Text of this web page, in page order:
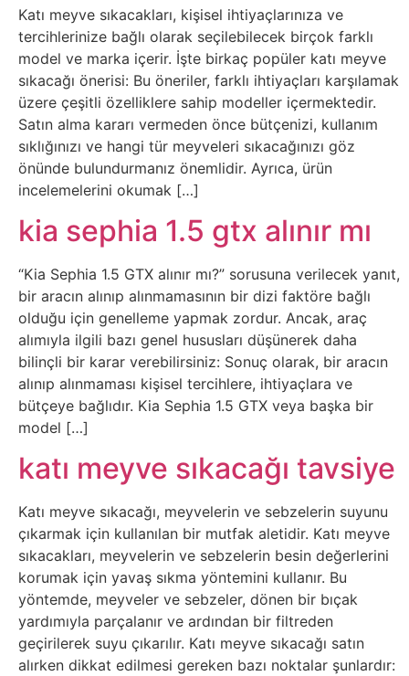
Gizem
Grafik
&
Tasarım
Güvenlik
Haber
Hayvanlar
Hobi
Hosting
Hukuk
İnstagram
İnternet
İnternetten
Para
Kazanma
Katı meyve sıkacakları, kişisel ihtiyaçlarınıza ve
tercihlerinize bağlı olarak seçilebilecek birçok farklı
model ve marka içerir. İşte birkaç popüler katı meyve
sıkacağı önerisi: Bu öneriler, farklı ihtiyaçları karşılamak
üzere çeşitli özelliklere sahip modeller içermektedir.
Satın alma kararı vermeden önce bütçenizi, kullanım
sıklığınızı ve hangi tür meyveleri sıkacağınızı göz
önünde bulundurmanız önemlidir. Ayrıca, ürün
incelemelerini okumak […]
kia sephia 1.5 gtx alınır mı
“Kia Sephia 1.5 GTX alınır mı?” sorusuna verilecek yanıt,
bir aracın alınıp alınmamasının bir dizi faktöre bağlı
olduğu için genelleme yapmak zordur. Ancak, araç
alımıyla ilgili bazı genel hususları düşünerek daha
bilinçli bir karar verebilirsiniz: Sonuç olarak, bir aracın
alınıp alınmaması kişisel tercihlere, ihtiyaçlara ve
bütçeye bağlıdır. Kia Sephia 1.5 GTX veya başka bir
model […]
katı meyve sıkacağı tavsiye
Katı meyve sıkacağı, meyvelerin ve sebzelerin suyunu
çıkarmak için kullanılan bir mutfak aletidir. Katı meyve
sıkacakları, meyvelerin ve sebzelerin besin değerlerini
korumak için yavaş sıkma yöntemini kullanır. Bu
yöntemde, meyveler ve sebzeler, dönen bir bıçak
yardımıyla parçalanır ve ardından bir filtreden
geçirilerek suyu çıkarılır. Katı meyve sıkacağı satın
alırken dikkat edilmesi gereken bazı noktalar şunlardır: